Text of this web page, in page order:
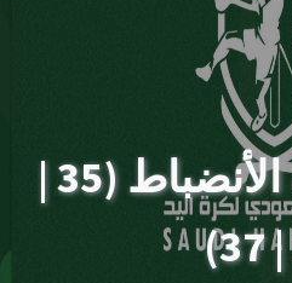
قرارات لجنة الأنضباط (35 |